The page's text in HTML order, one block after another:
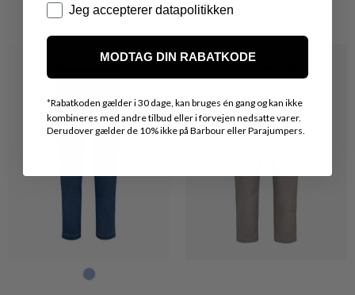
VARER FRA SAMME MÆRKE
Datapolitik
Jeg accepterer datapolitikken
MODTAG DIN RABATKODE
*Rabatkoden gælder i 30 dage, kan bruges én gang og kan ikke
kombineres med andre tilbud eller i forvejen nedsatte varer.
Derudover gælder de 10% ikke på Barbour eller Parajumpers.